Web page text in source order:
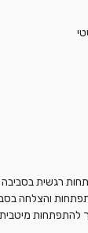
רגשית
והצלחה
להתפתחות